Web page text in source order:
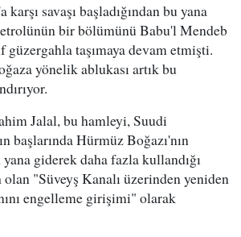
savaşı başladığından bu yana
bir bölümünü Babu'l Mendeb
taşımaya devam etmişti.
yönelik ablukası artık bu
Jalal, bu hamleyi, Suudi
başlarında Hürmüz Boğazı'nın
giderek daha fazla kullandığı
"Süveyş Kanalı üzerinden yeniden
engelleme girişimi" olarak